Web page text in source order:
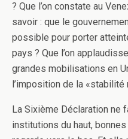
? Que l’on constate au
savoir : que le
possible pour porter
pays ? Que l’on
grandes mobilisations en
l’imposition de la «stabilité
La Sixième Déclaration ne
institutions du haut,